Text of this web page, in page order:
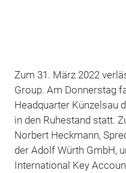
Zum 31. März 2022
Group. Am Donnerstag
Headquarter Künzelsau
in den Ruhestand statt.
Norbert Heckmann,
der Adolf Würth GmbH,
International Key